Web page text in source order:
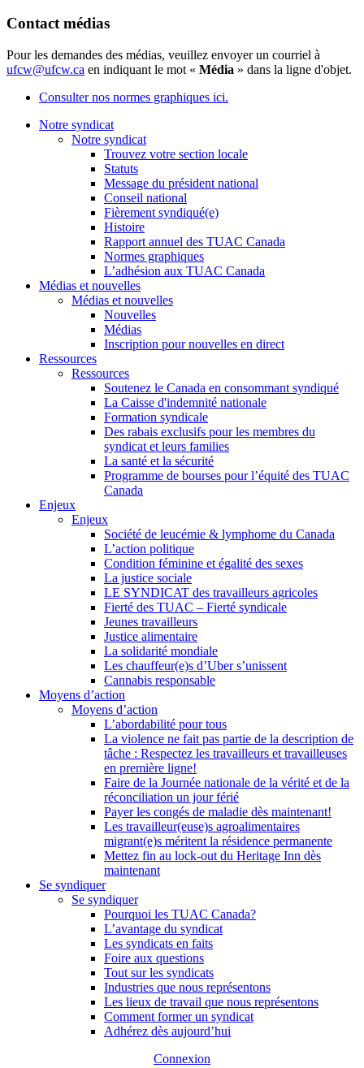
Contact médias
Pour les demandes des médias, veuillez envoyer un courriel à
ufcw@ufcw.ca en indiquant le mot « Média » dans la ligne d'objet.
Consulter nos normes graphiques ici.
Notre syndicat
Notre syndicat
Trouvez votre section locale
Statuts
Message du président national
Conseil national
Fièrement syndiqué(e)
Histoire
Rapport annuel des TUAC Canada
Normes graphiques
L’adhésion aux TUAC Canada
Médias et nouvelles
Médias et nouvelles
Nouvelles
Médias
Inscription pour nouvelles en direct
Ressources
Ressources
Soutenez le Canada en consommant syndiqué
La Caisse d'indemnité nationale
Formation syndicale
Des rabais exclusifs pour les membres du
syndicat et leurs families
La santé et la sécurité
Programme de bourses pour l’équité des TUAC
Canada
Enjeux
Enjeux
Société de leucémie & lymphome du Canada
L’action politique
Condition féminine et égalité des sexes
La justice sociale
LE SYNDICAT des travailleurs agricoles
Fierté des TUAC – Fierté syndicale
Jeunes travailleurs
Justice alimentaire
La solidarité mondiale
Les chauffeur(e)s d’Uber s’unissent
Cannabis responsable
Moyens d’action
Moyens d’action
L’abordabilité pour tous
La violence ne fait pas partie de la description de
tâche : Respectez les travailleurs et travailleuses
en première ligne!
Faire de la Journée nationale de la vérité et de la
réconciliation un jour férié
Payer les congés de maladie dès maintenant!
Les travailleur(euse)s agroalimentaires
migrant(e)s méritent la résidence permanente
Mettez fin au lock-out du Heritage Inn dès
maintenant
Se syndiquer
Se syndiquer
Pourquoi les TUAC Canada?
L’avantage du syndicat
Les syndicats en faits
Foire aux questions
Tout sur les syndicats
Industries que nous représentons
Les lieux de travail que nous représentons
Comment former un syndicat
Adhérez dès aujourd’hui
Connexion